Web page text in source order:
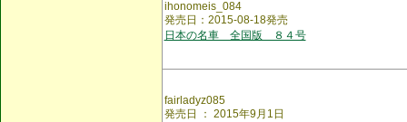
ihonomeis_084
発売日：2015-08-18発売
日本の名車 全国版 ８４号
fairladyz085
発売日 ： 2015年9月1日